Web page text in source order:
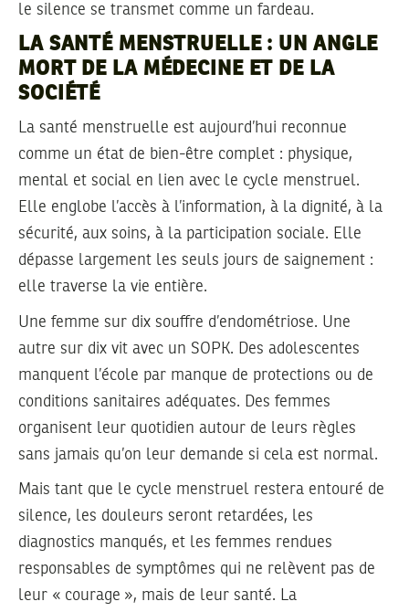
le silence se transmet comme un fardeau.
LA SANTÉ MENSTRUELLE : UN ANGLE
MORT DE LA MÉDECINE ET DE LA
SOCIÉTÉ
La santé menstruelle est aujourd’hui reconnue
comme un état de bien-être complet : physique,
mental et social en lien avec le cycle menstruel.
Elle englobe l’accès à l’information, à la dignité, à la
sécurité, aux soins, à la participation sociale. Elle
dépasse largement les seuls jours de saignement :
elle traverse la vie entière.
Une femme sur dix souffre d’endométriose. Une
autre sur dix vit avec un SOPK. Des adolescentes
manquent l’école par manque de protections ou de
conditions sanitaires adéquates. Des femmes
organisent leur quotidien autour de leurs règles
sans jamais qu’on leur demande si cela est normal.
Mais tant que le cycle menstruel restera entouré de
silence, les douleurs seront retardées, les
diagnostics manqués, et les femmes rendues
responsables de symptômes qui ne relèvent pas de
leur « courage », mais de leur santé. La